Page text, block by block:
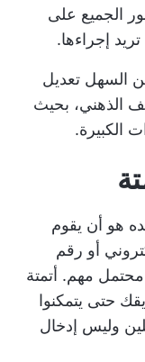
الجميع على
إجراءها.
السهل تعديل
الذهني، بحيث
الكبيرة.
هو أن يقوم
أو رقم
مهم. أتمتة
حتى يتمكنوا
وليس إدخال